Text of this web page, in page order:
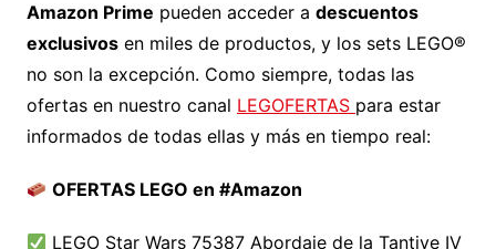
Amazon Prime pueden acceder a descuentos
exclusivosen miles de productos, y los sets LEGO®
no son la excepción. Como siempre, todas las
ofertas en nuestro canal LEGOFERTAS para estar
informados de todas ellas y más en tiempo real:
OFERTAS LEGO en #Amazon
LEGO Star Wars 75387 Abordaje de la Tantive IV